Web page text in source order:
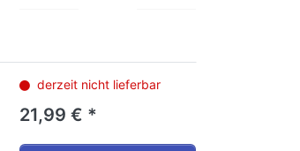
derzeit nicht lieferbar
21,99 € *